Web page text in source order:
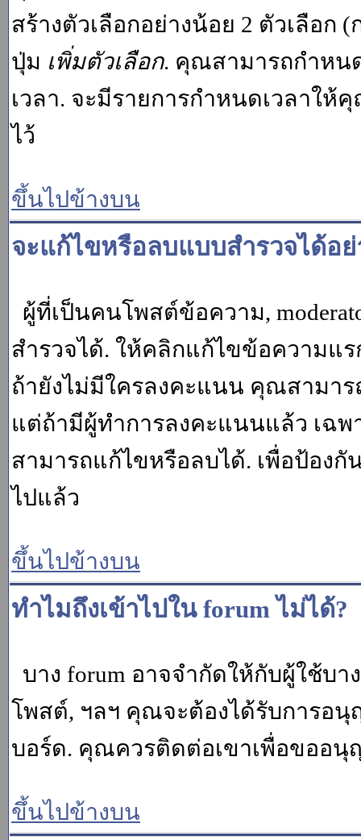
สร้างตัวเลือกอย่างน้อย 2 ตัวเลือก
ปุ่ม เพิ่มตัวเลือก. คุณสามารถกำหน
เวลา. จะมีรายการกำหนดเวลาให้
ไว้
ขึ้นไปข้างบน
จะแก้ไขหรือลบแบบสำรวจได้อย่
ผู้ที่เป็นคนโพสต์ข้อความ,
สำรวจได้. ให้คลิกแก้ไขข้อความแ
ถ้ายังไม่มีใครลงคะแนน คุณสามา
แต่ถ้ามีผู้ทำการลงคะแนนแล้ว เฉพา
สามารถแก้ไขหรือลบได้. เพื่อป้อง
ไปแล้ว
ขึ้นไปข้างบน
ทำไมถึงเข้าไปใน forum ไม่ได้?
บาง forum อาจจำกัดให้กับผู้ใช้บ
โพสต์, ฯลฯ คุณจะต้องได้รับการอนุ
บอร์ด. คุณควรติดต่อเขาเพื่อขออนุ
ขึ้นไปข้างบน